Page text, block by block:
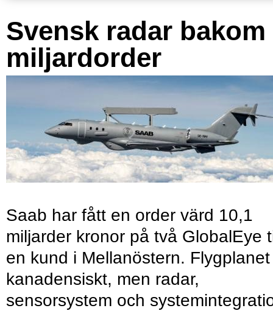
Svensk radar bakom
miljardorder
Saab har fått en order värd 10,1
miljarder kronor på två GlobalEye
en kund i Mellanöstern.
kanadensiskt, men radar,
sensorsystem och